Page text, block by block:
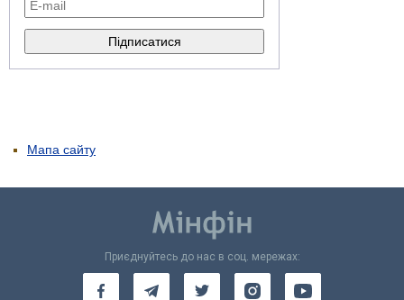
Мапа сайту
Приєднуйтесь до нас в соц. мережах: